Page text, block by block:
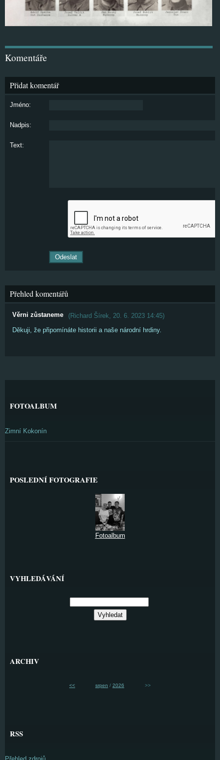
Komentáře
Přidat komentář
Jméno:
Nadpis:
Text:
Přehled komentářů
Věrni zůstaneme (Richard Šírek, 20. 6. 2023 14:45)
Děkuji, že připomínáte historii a naše národní hrdiny.
FOTOALBUM
Zimní Kokonín
POSLEDNÍ FOTOGRAFIE
Fotoalbum
VYHLEDÁVÁNÍ
ARCHIV
<< srpen / 2026 >>
RSS